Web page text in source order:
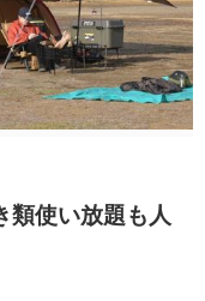
使い放題も人